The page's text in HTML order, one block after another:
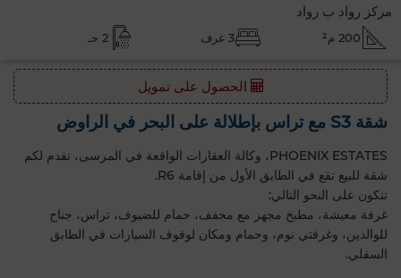
مركز رواد ب رواد
200 م² 3 غرف 2 حـ
الحصول على تمويل
شقة S3 مع تراس بإطلالة على البحر في الراوض
PHOENIX ESTATES، وكالة العقارات الواقعة في المرسى، تقدم لكم
شقة للبيع تقع في الطابق الأول من إقامة R6.
تتكون على النحو التالي:
غرفة معيشة، مطبخ مجهز مع مجفف، حمام للضيوف، تراس، جناح
للوالدين، وغرفتي نوم، وحمام ومكان لوقوف السيارات في الطابق
السفلي.